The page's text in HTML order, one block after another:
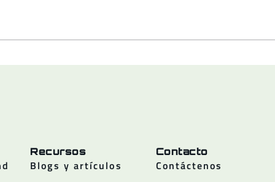
Recursos
Blogs y artículos
Contacto
Contáctenos